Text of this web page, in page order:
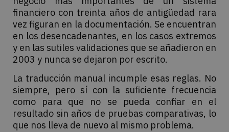
financiero con treinta años de antigüedad rara
vez figuran en la documentación. Se encuentran
en los desencadenantes, en los casos extremos
y en las sutiles validaciones que se añadieron en
2003 y nunca se dejaron por escrito.
La traducción manual incumple esas reglas. No
siempre, pero sí con la suficiente frecuencia
como para que no se pueda confiar en el
resultado sin años de pruebas comparativas, lo
que nos lleva de nuevo al mismo problema.